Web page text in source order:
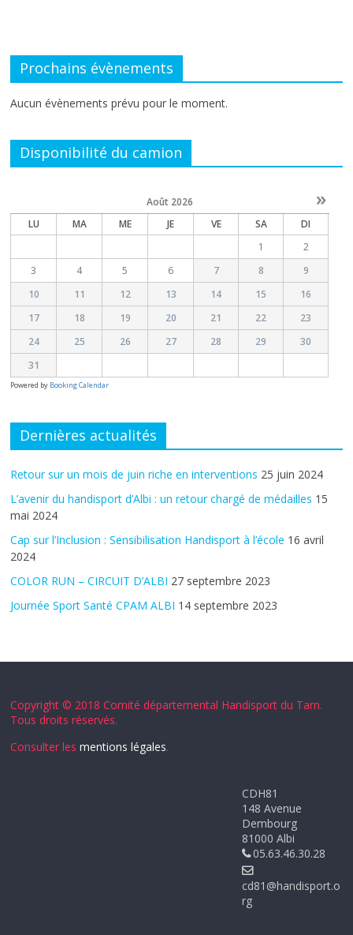
Prochains évènements
Aucun évènements prévu pour le moment.
Disponibilité du camion
»
Août 2026
LU
MA ME JE VE SA
DI
1
2
3
4 5 6 7 8
9
10
11 12 13 14 15
16
17
18 19 20 21 22
23
24
25 26 27 28 29
30
31
Powered by Booking Calendar
Dernières actualités
Retour sur un mois de juin riche en interventions 25 juin 2024
L’avenir du handisport d’Albi : un retour chargé de médailles 15
mai 2024
Cap sur l’Inclusion : Sensibilisation Handisport à l’école 16 avril
2024
COLOR RUN – CIRCUIT D’ALBI 27 septembre 2023
Journée Sport Santé CPAM ALBI 14 septembre 2023
Copyright © 2018 Comité départemental Handisport du Tarn.
Tous droits réservés.
Consulter lesmentions légales.
CDH81
148 Avenue
Dembourg
81000 Albi
05.63.46.30.28
cd81@handisport.o
rg